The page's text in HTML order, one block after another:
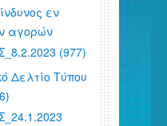
εν
αγορών
(977)
Δελτίο Τύπου